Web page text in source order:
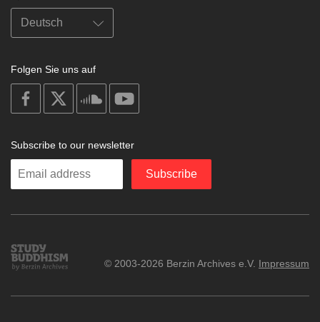
Folgen Sie uns auf
on
facebook
soundcloud
Subscribe to our newsletter
Enter
Subscribe
Study
Buddhism
© 2003-2026 Berzin Archives e.V. Impressum